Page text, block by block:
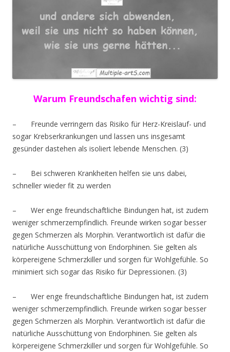
Warum Freundschafen wichtig sind:
– Freunde verringern das Risiko für Herz-Kreislauf- und
sogar Krebserkrankungen und lassen uns insgesamt
gesünder dastehen als isoliert lebende Menschen. (3)
– Bei schweren Krankheiten helfen sie uns dabei,
schneller wieder fit zu werden
– Wer enge freundschaftliche Bindungen hat, ist zudem
weniger schmerzempfindlich. Freunde wirken sogar besser
gegen Schmerzen als Morphin. Verantwortlich ist dafür die
natürliche Ausschüttung von Endorphinen. Sie gelten als
körpereigene Schmerzkiller und sorgen für Wohlgefühle. So
minimiert sich sogar das Risiko für Depressionen. (3)
– Wer enge freundschaftliche Bindungen hat, ist zudem
weniger schmerzempfindlich. Freunde wirken sogar besser
gegen Schmerzen als Morphin. Verantwortlich ist dafür die
natürliche Ausschüttung von Endorphinen. Sie gelten als
körpereigene Schmerzkiller und sorgen für Wohlgefühle. So